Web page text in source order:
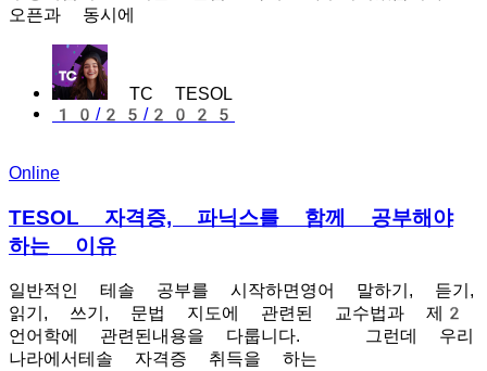
오픈과 동시에
TC TESOL
10/25/2025
Online
TESOL 자격증, 파닉스를 함께 공부해야
하는 이유
일반적인 테솔 공부를 시작하면영어 말하기, 듣기,
읽기, 쓰기, 문법 지도에 관련된 교수법과 제2
언어학에 관련된내용을 다룹니다. 그런데 우리
나라에서테솔 자격증 취득을 하는